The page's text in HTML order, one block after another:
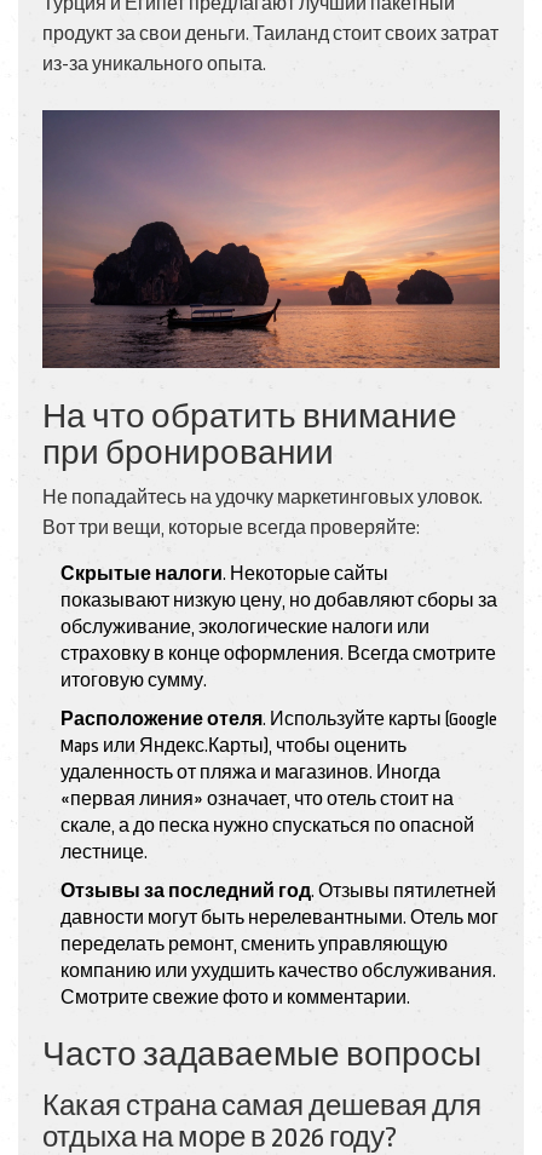
Турция и Египет предлагают лучший пакетный
продукт за свои деньги. Таиланд стоит своих затрат
из-за уникального опыта.
На что обратить внимание
при бронировании
Не попадайтесь на удочку маркетинговых уловок.
Вот три вещи, которые всегда проверяйте:
Скрытые налоги. Некоторые сайты
показывают низкую цену, но добавляют сборы за
обслуживание, экологические налоги или
страховку в конце оформления. Всегда смотрите
итоговую сумму.
Расположение отеля. Используйте карты (Google
Maps или Яндекс.Карты), чтобы оценить
удаленность от пляжа и магазинов. Иногда
«первая линия» означает, что отель стоит на
скале, а до песка нужно спускаться по опасной
лестнице.
Отзывы за последний год. Отзывы пятилетней
давности могут быть нерелевантными. Отель мог
переделать ремонт, сменить управляющую
компанию или ухудшить качество обслуживания.
Смотрите свежие фото и комментарии.
Часто задаваемые вопросы
Какая страна самая дешевая для
отдыха на море в 2026 году?